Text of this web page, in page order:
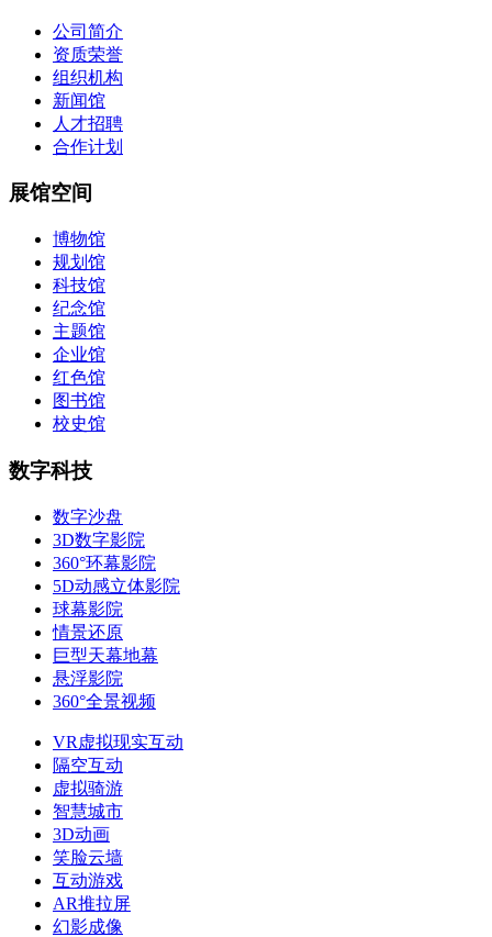
公司简介
资质荣誉
组织机构
新闻馆
人才招聘
合作计划
展馆空间
博物馆
规划馆
科技馆
纪念馆
主题馆
企业馆
红色馆
图书馆
校史馆
数字科技
数字沙盘
3D数字影院
360°环幕影院
5D动感立体影院
球幕影院
情景还原
巨型天幕地幕
悬浮影院
360°全景视频
VR虚拟现实互动
隔空互动
虚拟骑游
智慧城市
3D动画
笑脸云墙
互动游戏
AR推拉屏
幻影成像